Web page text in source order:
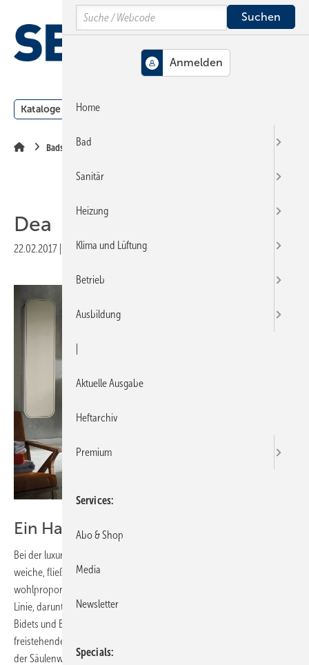
Hauptinhalt
Hauptmenü
SiteSearch
Kataloge Meldungen
Badserien
Dea
22.02.2017 Veröffentlicht inAusgabe 05-2017
Ein Hauch von Luxus
Bei der luxuriösen Badserie Dea treffen ausgesuchte Materialien auf
weiche, fließende Rundungen. Eine große Auswahl an
wohlproportionierter, unverwechselbar gestalteter Keramik gehört zur
Linie, darunter Waschschalen, Waschtische, WCs mit Softclosing-Sitz,
Bidets und Badewannen in zeitgenössischer Optik. Die opulente
freistehende Badewanne ist der Blickfang in jedem Badezimmer. Auch
der Säulenwaschtisch setzt mit seinem skulpturalen Erscheinungsbild
Search
Home
Bad
Sanitär
Heizung
Klima und Lüftung
Betrieb
Ausbildung
Aktuelle Ausgabe
Heftarchiv
Premium
Services
Abo & Shop
Media
Newsletter
Specials